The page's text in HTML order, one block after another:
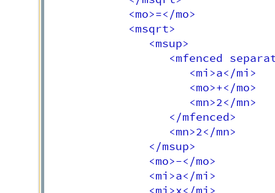
            <mo>=</mo>
            <msqrt>
               <msup>
<mfenced
                     <mi>a</mi>
                     <mo>+</mo>
                     <mn>2</mn>
                  </mfenced>
                  <mn>2</mn>
               </msup>
               <mo>-</mo>
               <mi>a</mi>